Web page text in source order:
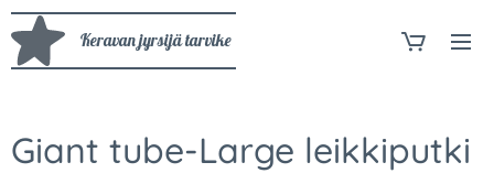
Keravan jyrsijä tarvike
Giant tube-Large leikkiputki